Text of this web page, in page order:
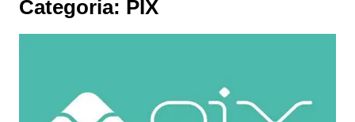
Categoria: PIX